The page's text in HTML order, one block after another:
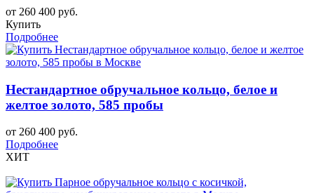
от 260 400 руб.
Купить
Подробнее
Нестандартное обручальное кольцо, белое и
желтое золото, 585 пробы
от 260 400 руб.
Подробнее
ХИТ